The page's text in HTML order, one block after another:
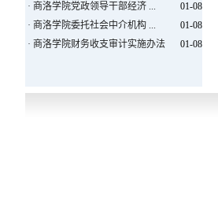
· 商洛学院党政领导干部经济 ...
01-08
· 商洛学院委托社会中介机构 ...
01-08
· 商洛学院财务收支审计实施办法 01-08